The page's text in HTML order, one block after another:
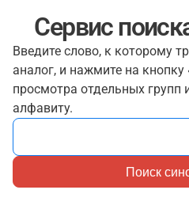
Сервис
Введите слово, к которому
аналог, и нажмите на
просмотра отдельных групп
алфавиту.
Поиск